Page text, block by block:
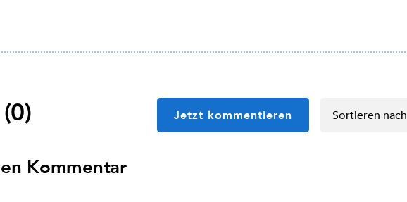
Jetzt kommentieren Sortieren nach
Kommentar